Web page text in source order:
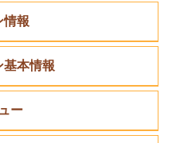
情報
基本情報
ー